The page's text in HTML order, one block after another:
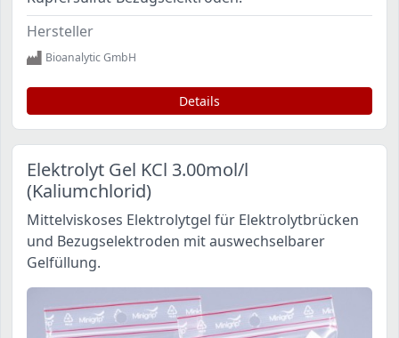
Hersteller
Bioanalytic GmbH
Details
Elektrolyt Gel KCl 3.00mol/l
(Kaliumchlorid)
Mittelviskoses Elektrolytgel für Elektrolytbrücken
und Bezugselektroden mit auswechselbarer
Gelfüllung.